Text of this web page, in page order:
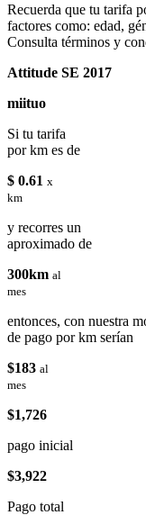
Recuerda que tu tarifa
factores como: edad,
Consulta términos y
Attitude SE 2017
miituo
Si tu tarifa
por km es de
$ 0.61 x
km
y recorres un
aproximado de
300km al
mes
entonces, con nuestra
de pago por km serían
$183 al
mes
$1,726
pago inicial
$3,922
Pago total